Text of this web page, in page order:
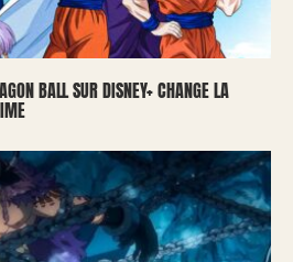
BALL SUR DISNEY+ CHANGE LA